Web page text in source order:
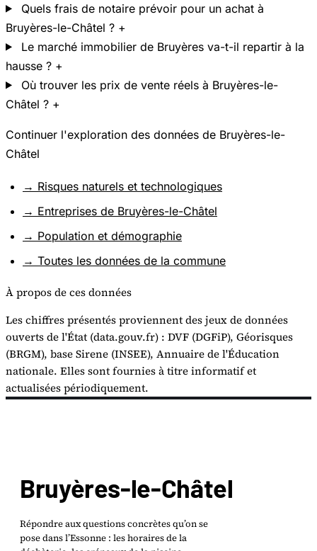
Quels frais de notaire prévoir pour un achat à
Bruyères-le-Châtel ? +
Le marché immobilier de Bruyères va-t-il repartir à la
hausse ? +
Où trouver les prix de vente réels à Bruyères-le-
Châtel ? +
Continuer l'exploration des données de Bruyères-le-
Châtel
→ Risques naturels et technologiques
→ Entreprises de Bruyères-le-Châtel
→ Population et démographie
→ Toutes les données de la commune
À propos de ces données
Les chiffres présentés proviennent des jeux de données
ouverts de l'État (data.gouv.fr) : DVF (DGFiP), Géorisques
(BRGM), base Sirene (INSEE), Annuaire de l'Éducation
nationale. Elles sont fournies à titre informatif et
actualisées périodiquement.
Bruyères-le-Châtel
Répondre aux questions concrètes qu’on se
pose dans l’Essonne : les horaires de la